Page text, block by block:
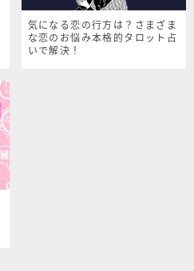
気になる恋の行方は？さまざま
な恋のお悩み本格的タロット占
いで解決！